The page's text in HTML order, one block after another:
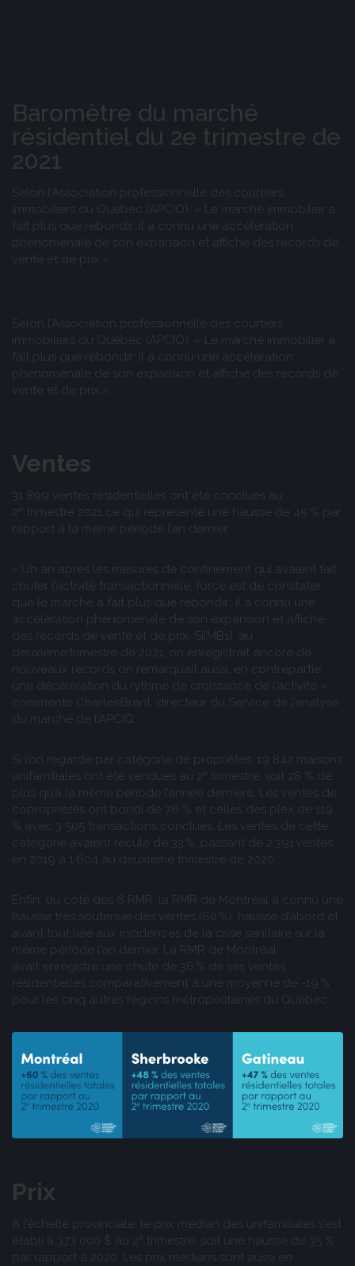
Baromètre du marché
résidentiel du 2e trimestre de
2021
Selon l’Association professionnelle des courtiers
immobiliers du Québec (APCIQ), « Le marché immobilier a
fait plus que rebondir: il a connu une accélération
phénoménale de son expansion et affiche des records de
vente et de prix.».
Selon l’Association professionnelle des courtiers
immobiliers du Québec (APCIQ), « Le marché immobilier a
fait plus que rebondir: il a connu une accélération
phénoménale de son expansion et affiche des records de
vente et de prix.».
Ventes
31 899 ventes résidentielles ont été conclues au
2
trimestre 2021 ce qui représente une hausse de 45 % par
rapport à la même période l’an dernier.
« Un an après les mesures de confinement qui avaient fait
chuter l’activité transactionnelle, force est de constater
que le marché a fait plus que rebondir : il a connu une
accélération phénoménale de son expansion et affiche
des records de vente et de prix. Si[MB1] au
deuxième trimestre de 2021, on enregistrait encore de
nouveaux records on remarquait aussi, en contrepartie,
une décélération du rythme de croissance de l’activité »,
commente Charles Brant, directeur du Service de l’analyse
du marché de l’APCIQ.
Si l’on regarde par catégorie de propriétés, 19 842 maisons
unifamiliales ont été vendues au 2
trimestre, soit 28 % de
plus qu’à la même période l’année dernière. Les ventes de
copropriétés ont bondi de 76 % et celles des plex de 119
% avec 3 505 transactions conclues. Les ventes de cette
catégorie avaient reculé de 33 %, passant de 2 391 ventes
en 2019 à 1 604 au deuxième trimestre de 2020.
Enfin, du côté des 6 RMR, la RMR de Montréal a connu une
hausse très soutenue des ventes (60 %), hausse d’abord et
avant tout liée aux incidences de la crise sanitaire sur la
même période l’an dernier. La RMR de Montréal
avait enregistré une chute de 36 % de ses ventes
résidentielles comparativement à une moyenne de -19 %
pour les cinq autres régions métropolitaines du Québec.
Prix
À l’échelle provinciale, le prix médian des unifamiliales s’est
établi à 373 000 $ au 2
trimestre, soit une hausse de 35 %
par rapport à 2020. Les prix médians sont aussi en